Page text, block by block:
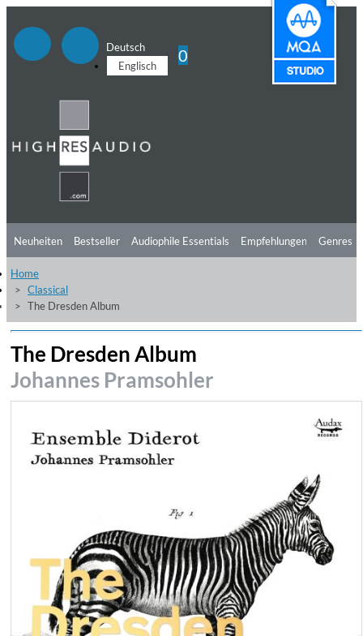
Deutsch
Englisch
0
Neuheiten Bestseller Audiophile Essentials Empfehlungen
Hörtipps
Videos
Genres
Home
Classical
The Dresden Album
The Dresden Album
Johannes Pramsohler